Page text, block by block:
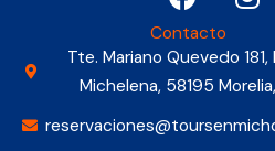
a
c
e
b
o
n
t
a
g
Contacto
Tte. Mariano Quevedo 181,
Michelena, 58195